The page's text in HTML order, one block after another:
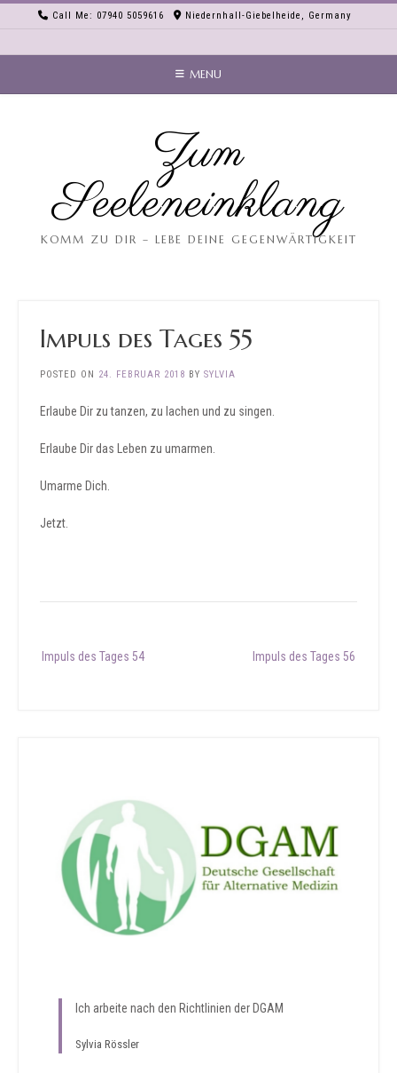
Call Me: 07940 5059616 Niedernhall-Giebelheide, Germany
MENU
Zum
Seeleneinklang
KOMM ZU DIR – LEBE DEINE GEGENWÄRTIGKEIT
Impuls des Tages 55
POSTED ON 24. FEBRUAR 2018 BY SYLVIA
Erlaube Dir zu tanzen, zu lachen und zu singen.
Erlaube Dir das Leben zu umarmen.
Umarme Dich.
Jetzt.
navigation
Impuls des Tages 54 Impuls des Tages 56
Ich arbeite nach den Richtlinien der DGAM
Sylvia Rössler